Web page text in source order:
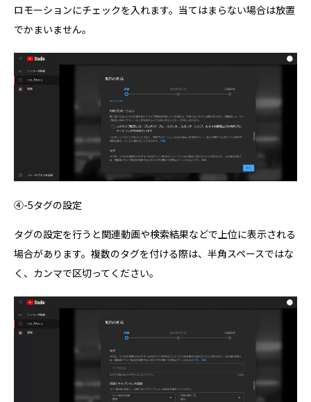
ロモーションにチェックを入れます。当てはまらない場合は放置
でかまいません。
④-5タグの設定
タグの設定を行うと関連動画や検索結果などで上位に表示される
場合があります。複数のタグを付ける際は、半角スペースではな
く、カンマで区切ってください。